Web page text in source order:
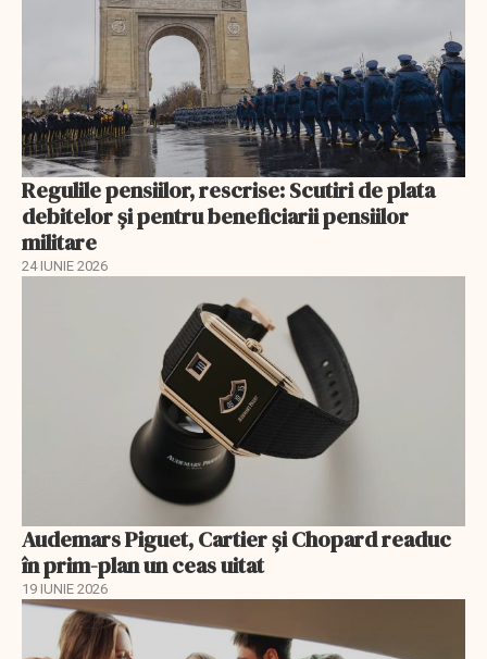
Regulile pensiilor, rescrise: Scutiri de plata
debitelor și pentru beneficiarii pensiilor
militare
24 IUNIE 2026
Audemars Piguet, Cartier și Chopard readuc
în prim-plan un ceas uitat
19 IUNIE 2026